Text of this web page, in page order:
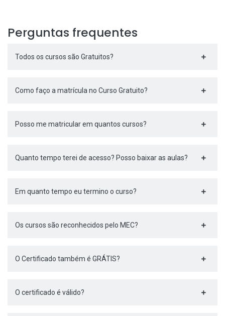
Perguntas frequentes
Todos os cursos são Gratuitos?
Como faço a matrícula no Curso Gratuito?
Posso me matricular em quantos cursos?
Quanto tempo terei de acesso? Posso baixar as aulas?
Em quanto tempo eu termino o curso?
Os cursos são reconhecidos pelo MEC?
O Certificado também é GRÁTIS?
O certificado é válido?